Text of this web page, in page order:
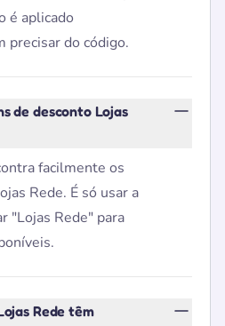
é aplicado
precisar do código.
de desconto Lojas
facilmente os
Rede. É só usar a
"Lojas Rede" para
Rede têm